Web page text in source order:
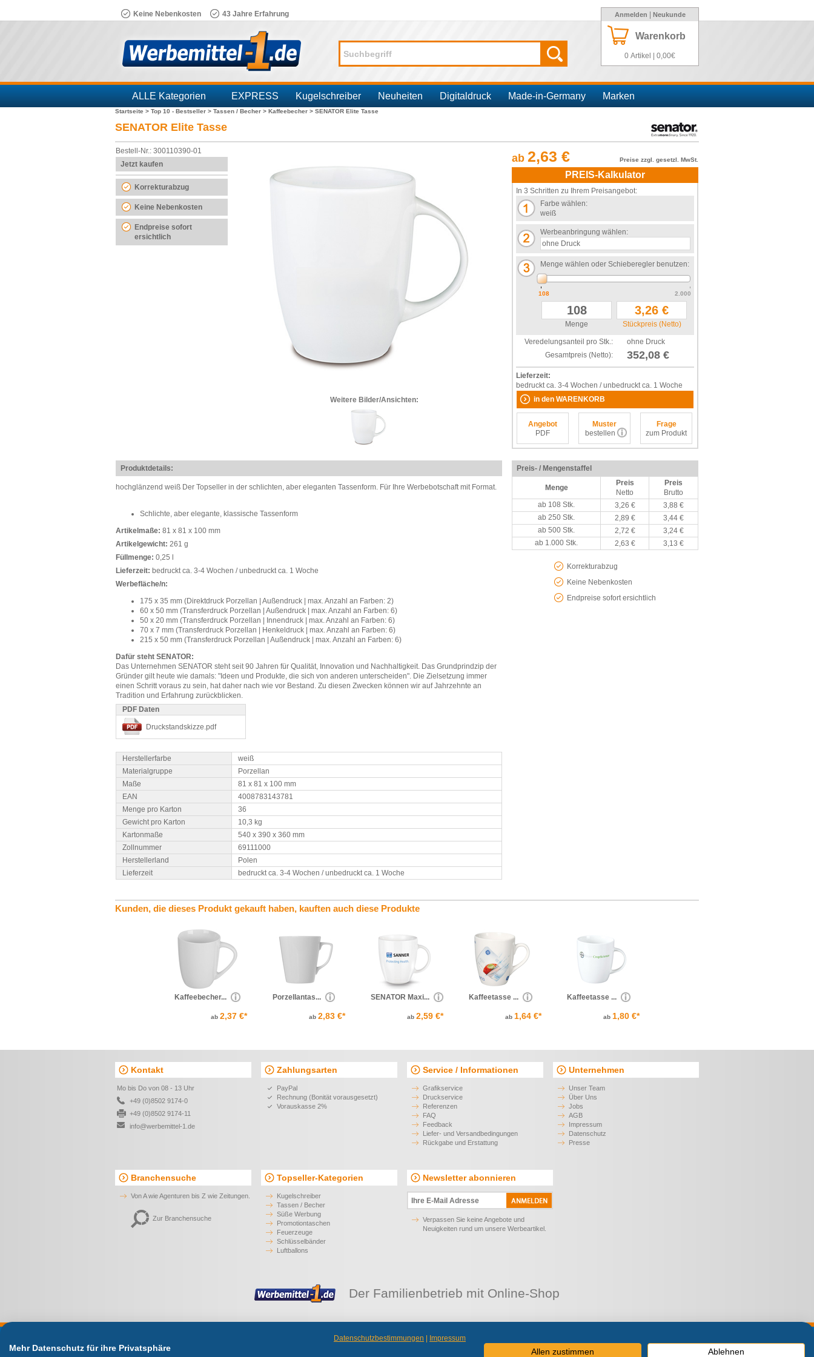
Keine Nebenkosten 43 Jahre Erfahrung Anmelden Neukunde
Warenkorb
0 Artikel | 0,00€
ALLE Kategorien EXPRESS Kugelschreiber Neuheiten Digitaldruck Made-in-Germany Marken
Branchen
Startseite > Top 10 - Bestseller > Tassen / Becher > Kaffeebecher > SENATOR Elite Tasse
SENATOR Elite Tasse
Bestell-Nr.: 300110390-01
Jetzt kaufen
Korrekturabzug
Keine Nebenkosten
Endpreise sofort
ersichtlich
Weitere Bilder/Ansichten:
Preise zzgl. gesetzl. MwSt.
ab 2,63 €
PREIS-Kalkulator
In 3 Schritten zu Ihrem Preisangebot:
Farbe wählen:
weiß
Werbeanbringung wählen:
Menge wählen oder Schieberegler benutzen:
108 2.000
Menge Stückpreis (Netto)
Veredelungsanteil pro Stk.:
ohne Druck
Gesamtpreis (Netto):
352,08 €
Lieferzeit:
bedruckt ca. 3-4 Wochen / unbedruckt ca. 1 Woche
in den WARENKORB
Angebot
PDF
Muster
bestellen
Frage
zum Produkt
Produktdetails:
hochglänzend weiß Der Topseller in der schlichten, aber eleganten Tassenform. Für Ihre Werbebotschaft mit Format.
Schlichte, aber elegante, klassische Tassenform
Artikelmaße: 81 x 81 x 100 mm
Artikelgewicht: 261 g
Füllmenge: 0,25 l
Lieferzeit: bedruckt ca. 3-4 Wochen / unbedruckt ca. 1 Woche
Werbefläche/n:
175 x 35 mm (Direktdruck Porzellan | Außendruck | max. Anzahl an Farben: 2)
60 x 50 mm (Transferdruck Porzellan | Außendruck | max. Anzahl an Farben: 6)
50 x 20 mm (Transferdruck Porzellan | Innendruck | max. Anzahl an Farben: 6)
70 x 7 mm (Transferdruck Porzellan | Henkeldruck | max. Anzahl an Farben: 6)
215 x 50 mm (Transferdruck Porzellan | Außendruck | max. Anzahl an Farben: 6)
Dafür steht SENATOR:
Das Unternehmen SENATOR steht seit 90 Jahren für Qualität, Innovation und Nachhaltigkeit. Das Grundprindzip der
Gründer gilt heute wie damals: "Ideen und Produkte, die sich von anderen unterscheiden". Die Zielsetzung immer
einen Schritt voraus zu sein, hat daher nach wie vor Bestand. Zu diesen Zwecken können wir auf Jahrzehnte an
Tradition und Erfahrung zurückblicken.
PDF Daten
Druckstandskizze.pdf
Herstellerfarbe
weiß
Materialgruppe
Porzellan
Maße
81 x 81 x 100 mm
EAN
4008783143781
Menge pro Karton
36
Gewicht pro Karton
10,3 kg
Kartonmaße
540 x 390 x 360 mm
Zollnummer
69111000
Herstellerland
Polen
Lieferzeit
bedruckt ca. 3-4 Wochen / unbedruckt ca. 1 Woche
Preis- / Mengenstaffel
Menge
Preis
Netto
Preis
Brutto
ab 108 Stk.
3,26 €
3,88 €
ab 250 Stk.
2,89 €
3,44 €
ab 500 Stk.
2,72 €
3,24 €
ab 1.000 Stk.
2,63 € 3,13 €
Korrekturabzug
Keine Nebenkosten
Endpreise sofort ersichtlich
Kunden, die dieses Produkt gekauft haben, kauften auch diese Produkte
Kaffeebecher...
ab 2,37 €*
Porzellantas...
ab 2,83 €*
SENATOR Maxi...
ab 2,59 €*
Kaffeetasse ...
ab 1,64 €*
Kaffeetasse ...
ab 1,80 €*
Kontakt
Mo bis Do von 08 - 13 Uhr
+49 (0)8502 9174-0
+49 (0)8502 9174-11
info@werbemittel-1.de
Zahlungsarten
PayPal
Rechnung (Bonität vorausgesetzt)
Vorauskasse 2%
Service / Informationen
Grafikservice
Druckservice
Referenzen
FAQ
Feedback
Liefer- und Versandbedingungen
Rückgabe und Erstattung
Unternehmen
Unser Team
Über Uns
Jobs
AGB
Impressum
Datenschutz
Presse
Branchensuche
Von A wie Agenturen bis Z wie Zeitungen.
Zur Branchensuche
Topseller-Kategorien
Kugelschreiber
Tassen / Becher
Süße Werbung
Promotiontaschen
Feuerzeuge
Schlüsselbänder
Luftballons
Newsletter abonnieren
Verpassen Sie keine Angebote und
Neuigkeiten rund um unsere Werbeartikel.
Der Familienbetrieb mit Online-Shop
Alle Preise zzgl. MwSt.
Datenschutzbestimmungen Impressum
Mehr Datenschutz für ihre Privatsphäre Allen zustimmen Ablehnen